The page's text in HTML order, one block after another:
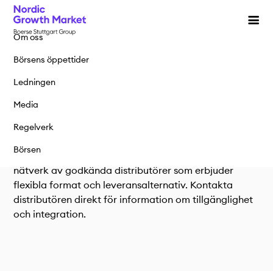
Notering
Aktier
Varför notera sig på NGM
Noteringsprocess
Noterade bolag
ETP
Varför handla på NGM
Nordic investment competition
Vanliga frågor
Produkter
Aktier
Börshandlade produkter
Strukturerade produkter
Data
Distributörer
Handel & statistik
Fördröjd marknadsdata
Om oss
Om oss
Börsens öppettider
Ledningen
Media
Regelverk
Börsen
Kontakta oss
Marknadsdata
distributörer
nätverk av godkända distributörer som erbjuder
flexibla format och leveransalternativ. Kontakta
distributören direkt för information om tillgänglighet
och integration.